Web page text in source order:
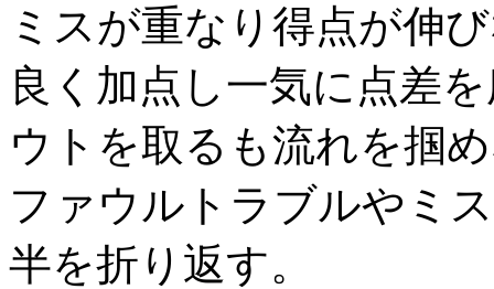
ミスが重なり得点が伸
良く加点し一気に点差
ウトを取るも流れを掴
ファウルトラブルやミ
半を折り返す。